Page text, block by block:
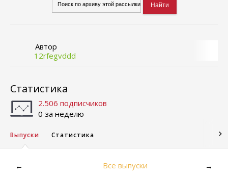
Автор
12rfegvddd
Статистика
2.506 подписчиков
0 за неделю
Выпуски Статистика
← Все выпуски →